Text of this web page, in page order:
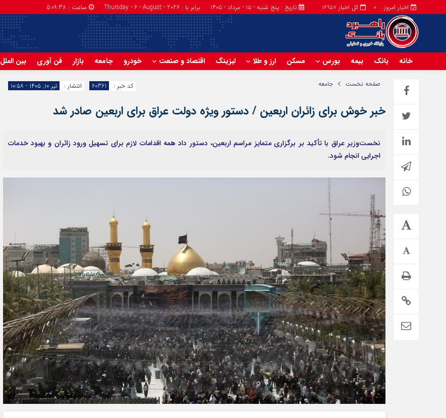
کل اخبار 16957 اخبار امروز : 0 تاریخ : پنج شنبه - ۱۵ - مرداد - ۱۴۰۵ برابر با : Thursday - 6 - August - 2026 ساعت : 5:09:39
خانه بانک بیمه بورس مسکن ارز و طلا لیزینگ اقتصاد و صنعت خودرو جامعه بازار فن آوری بین الملل
صفحه نخست جامعه انتشار : تیر ۱۰, ۱۴۰۵ - ۱۰:۵۸ کد خبر : 60361
خبر خوش برای زائران اربعین / دستور ویژه دولت عراق برای اربعین صادر شد
نخست‌وزیر عراق با تأکید بر برگزاری متمایز مراسم اربعین، دستور داد همه اقدامات لازم برای تسهیل ورود زائران و بهبود خدمات
اجرایی انجام شود.
اطلاعیه تامین اجتماعی درباره واریز حقوق تیر بازنشستگان تمدید خودکار بیمه سلامت دهک‌های اقتصادی ۱ تا ۵ تهران